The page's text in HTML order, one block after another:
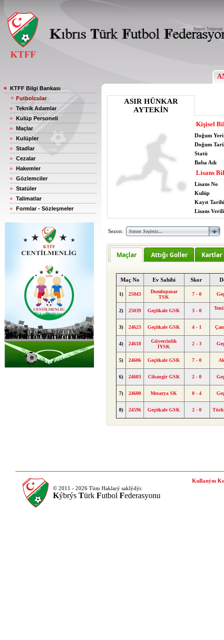
KTFF Bilgi Bankası
Futbolcular
Teknik Adamlar
Kulüp Personeli
Maçlar
Kulüpler
Stadlar
Cezalar
Hakemler
Gözlemciler
Statüler
Talimatlar
Formlar - Sözleşmeler
ASIR HÜNKAR
AYTEKİN
Kişisel
Doğum Yeri
Doğum
Statü
Baba Adı
Lisans
Lisans No
Kulüp
Kayıt Tarihi
Lisans
Sezon:
Maçlar Attığı Goller Kartlar
Maç No Ev Sahibi Skor
1) 25043
Dumlupınar
TSK
7 - 0
2) 25039 Geçitkale GSK 3 - 0
3) 24623 Geçitkale GSK 4 - 1
4) 24618
Güvercinlik
İYSK
2 - 3
5) 24606 Geçitkale GSK 7 - 0
6) 24603 Cihangir GSK 2 - 0
7) 24600 Mesarya SK 0 - 4
8) 24596 Geçitkale GSK 2 - 0
© 2011 - 2026 Tüm Haklarý saklýdýr.
Kýbrýs Türk Futbol Federasyonu
Kullaným